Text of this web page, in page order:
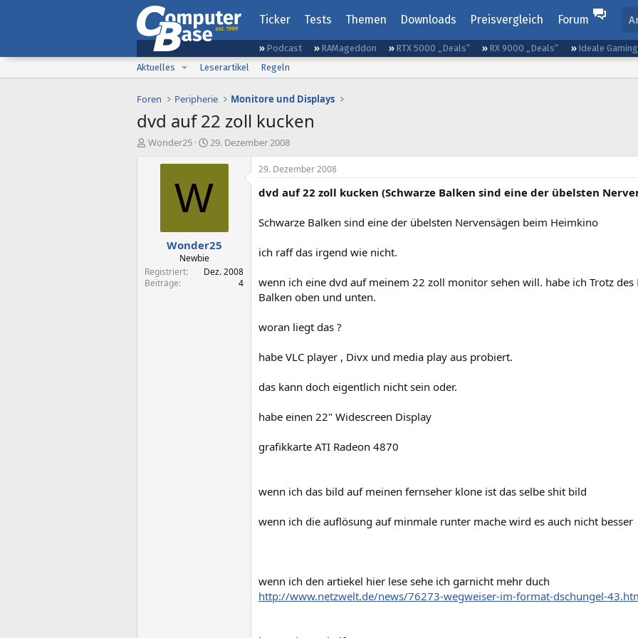
Ticker Tests Themen Downloads Preisvergleich Forum
Podcast RAMageddon RTX 5000 „Deals“ RX 9000 „Deals“
Ideale
Aktuelles
Leserartikel Regeln
Foren Peripherie Monitore und Displays
dvd auf 22 zoll kucken
E
Wonder25
E
s
e
t
a
29. Dezember 2008
W
Wonder25
Newbie
Registriert
Dez. 2008
Beiträge
4
29. Dezember 2008
dvd auf 22 zoll kucken (Schwarze Balken sind eine der übelsten
Schwarze Balken sind eine der übelsten Nervensägen beim Heimkino
ich raff das irgend wie nicht.
wenn ich eine dvd auf meinem 22 zoll monitor sehen will. habe ich Trotz
Balken oben und unten.
woran liegt das ?
habe VLC player , Divx und media play aus probiert.
das kann doch eigentlich nicht sein oder.
habe einen 22" Widescreen Display
grafikkarte ATI Radeon 4870
wenn ich das bild auf meinen fernseher klone ist das selbe shit bild
wenn ich die auflösung auf minmale runter mache wird es auch nicht besser
wenn ich den artiekel hier lese sehe ich garnicht mehr duch
http://www.netzwelt.de/news/76273-wegweiser-im-format-dschungel-